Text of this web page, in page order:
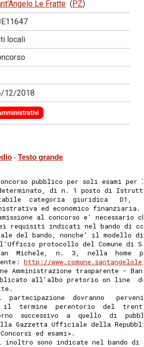
Le Fratte (PZ)
locali
12/2018
- Testo grande
pubblico per soli esami per
di n. 1 posto di
categoria  giuridica   D1,
ed economico
al concorso e' necessario
requisiti indicati nel bando di
del bando, nonche' il modello
protocollo del Comune di
Michele,  n.  3,  nella  home
http://
Amministrazione trasparente -
all'albo pretorio on line
partecipazione  dovranno
il  termine  perentorio  del
successivo  a  quello  di
Gazzetta Ufficiale della
ed esami».
inoltro sono indicate nel bando